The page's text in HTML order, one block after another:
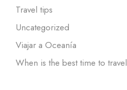
Travel tips
Uncategorized
Viajar a Oceanía
When is the best time to travel